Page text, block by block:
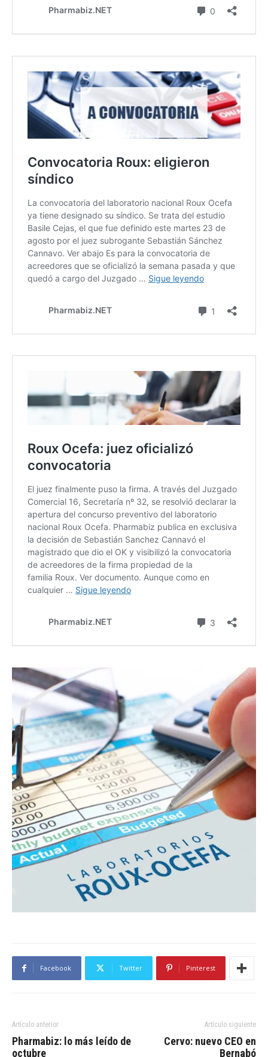
Facebook Twitter Pinterest
Artículo anterior
Pharmabiz: lo más leído de
octubre
Artículo siguiente
Cervo: nuevo CEO en
Bernabó